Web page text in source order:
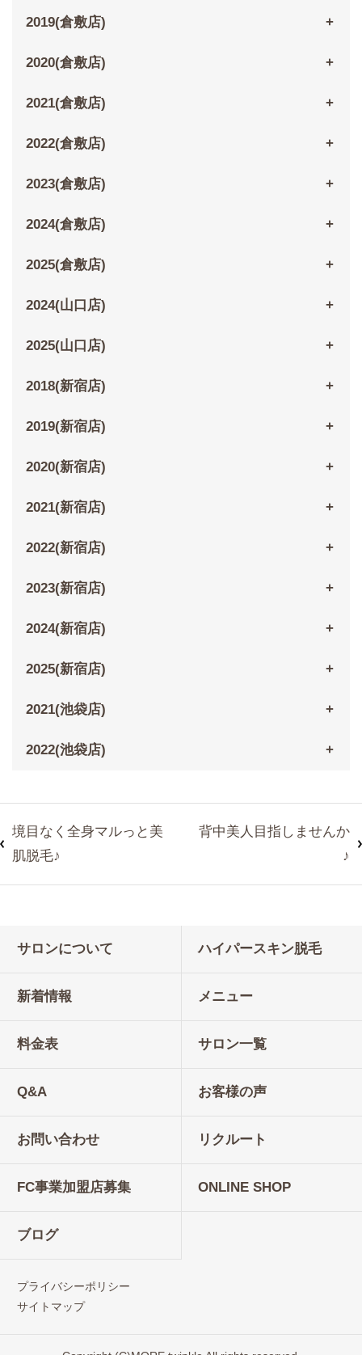
2019(倉敷店)
2020(倉敷店)
2021(倉敷店)
2022(倉敷店)
2023(倉敷店)
2024(倉敷店)
2025(倉敷店)
2024(山口店)
2025(山口店)
2018(新宿店)
2019(新宿店)
2020(新宿店)
2021(新宿店)
2022(新宿店)
2023(新宿店)
2024(新宿店)
2025(新宿店)
2021(池袋店)
2022(池袋店)
境目なく全身マルっと美
肌脱毛♪
背中美人目指しませんか
♪
サロンについて ハイパースキン脱毛
新着情報 メニュー
料金表 サロン一覧
Q&A お客様の声
お問い合わせ リクルート
FC事業加盟店募集 ONLINE SHOP
ブログ
プライバシーポリシー
サイトマップ